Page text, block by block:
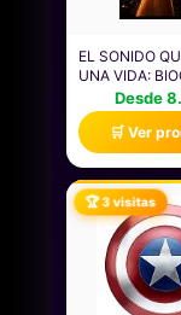
EL SONIDO
UNA VIDA:
MUSICAL DEL
SEVILLANO
MONTORO
CONOCIDO
CHELY
Desde
🛒 Ver
🏆 3 visitas